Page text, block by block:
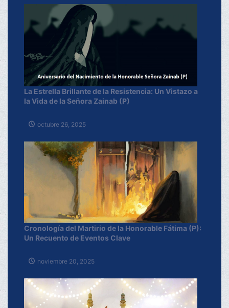
La Estrella Brillante de la Resistencia: Un Vistazo a
la Vida de la Señora Zainab (P)
octubre 26, 2025
Cronología del Martirio de la Honorable Fátima (P):
Un Recuento de Eventos Clave
noviembre 20, 2025